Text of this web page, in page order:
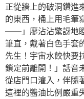
正從牆上的破洞鑽進
的東西，桶上用毛筆
——」廖沾沾驚訝地
筆直，戴著白色手套
先生！宇宙水餃快要
鎖定前離開！」話音
從店門口灌入，伴隨
這裡的醬油比例嚴重